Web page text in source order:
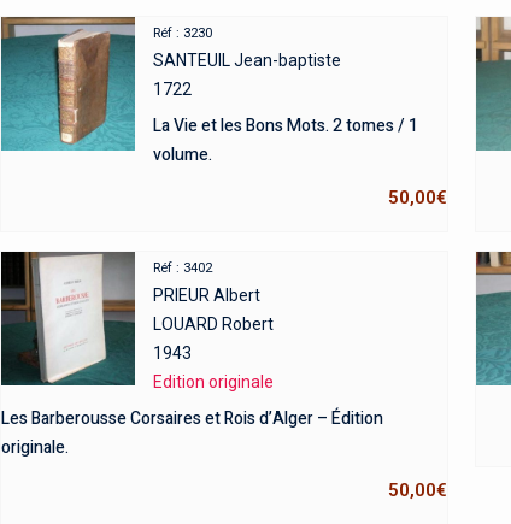
Réf : 3230
SANTEUIL Jean-baptiste
1722
La Vie et les Bons Mots. 2 tomes / 1
volume.
50,00€
Réf : 3402
PRIEUR Albert
LOUARD Robert
1943
Edition originale
Les Barberousse Corsaires et Rois d’Alger – Édition
originale.
50,00€